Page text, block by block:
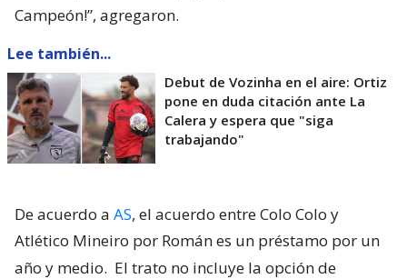
Campeón!”, agregaron.
Lee también...
Debut de Vozinha en el aire: Ortiz
pone en duda citación ante La
Calera y espera que "siga
trabajando"
De acuerdo a AS, el acuerdo entre Colo Colo y
Atlético Mineiro por Román es un préstamo por un
año y medio. El trato no incluye la opción de